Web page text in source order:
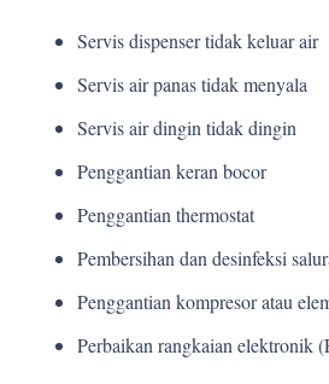
Servis dispenser tidak keluar air
Servis air panas tidak menyala
Servis air dingin tidak dingin
Penggantian keran bocor
Penggantian thermostat
Pembersihan dan desinfeksi
Penggantian kompresor atau
Perbaikan rangkaian elektronik